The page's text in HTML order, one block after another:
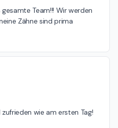
Team!!! Wir werden
Zähne sind prima
wie am ersten Tag!